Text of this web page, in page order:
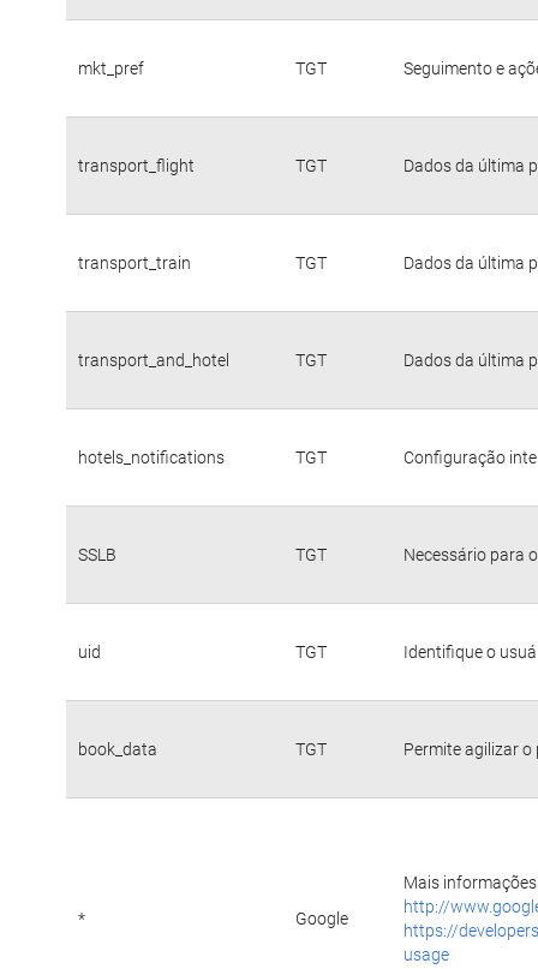
mkt_pref TGT Seguimento e
transport_flight TGT Dados da última
transport_train TGT Dados da última
transport_and_hotel TGT Dados da última
hotels_notifications TGT Configuração
SSLB TGT Necessário para
uid TGT Identifique o
book_data TGT Permite agilizar o
* Google
Mais
http://
https://
usage